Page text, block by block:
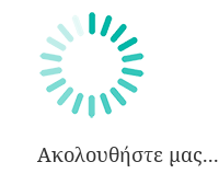
Ακολουθήστε μας...